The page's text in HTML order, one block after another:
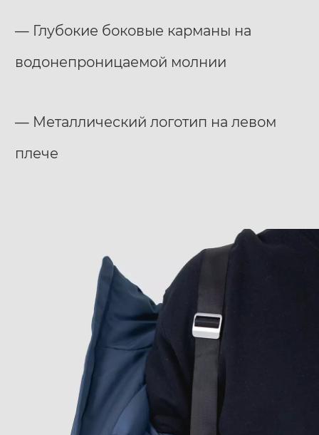
— Глубокие боковые карманы на
водонепроницаемой молнии
— Металлический логотип на левом
плече